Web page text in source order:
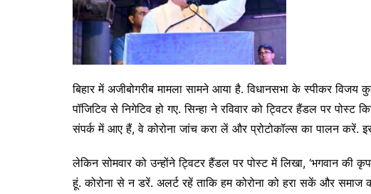
बिहार में अजीबोगरीब मामला सामने आया है. विधानसभा के स्पीकर विजय
पॉजिटिव से निगेटिव हो गए. सिन्हा ने रविवार को ट्विटर हैंडल पर पोस्ट
संपर्क में आए हैं, वे कोरोना जांच करा लें और प्रोटोकॉल्स का पालन करें.
लेकिन सोमवार को उन्होंने ट्विटर हैंडल पर पोस्ट में लिखा, ‘भगवान की
हूं. कोरोना से न डरें. अलर्ट रहें ताकि हम कोरोना को हरा सकें और समाज